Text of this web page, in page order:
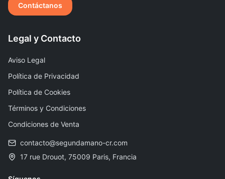
Contáctanos
Legal y Contacto
Aviso Legal
Política de Privacidad
Política de Cookies
Términos y Condiciones
Condiciones de Venta
contacto@segundamano-cr.com
17 rue Drouot, 75009 Paris, Francia